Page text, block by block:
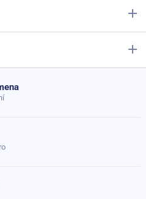
Plast
5 cmotázky. Pýtajte sa nás,